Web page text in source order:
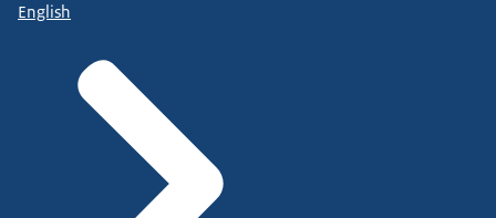
English